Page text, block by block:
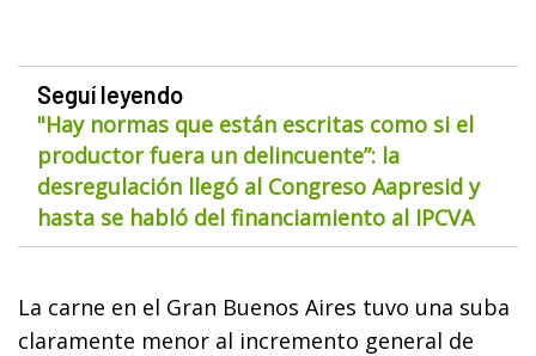
Seguí leyendo
"Hay normas que están escritas como si el
productor fuera un delincuente”: la
desregulación llegó al Congreso Aapresid y
hasta se habló del financiamiento al IPCVA
La carne en el Gran Buenos Aires tuvo una suba
claramente menor al incremento general de